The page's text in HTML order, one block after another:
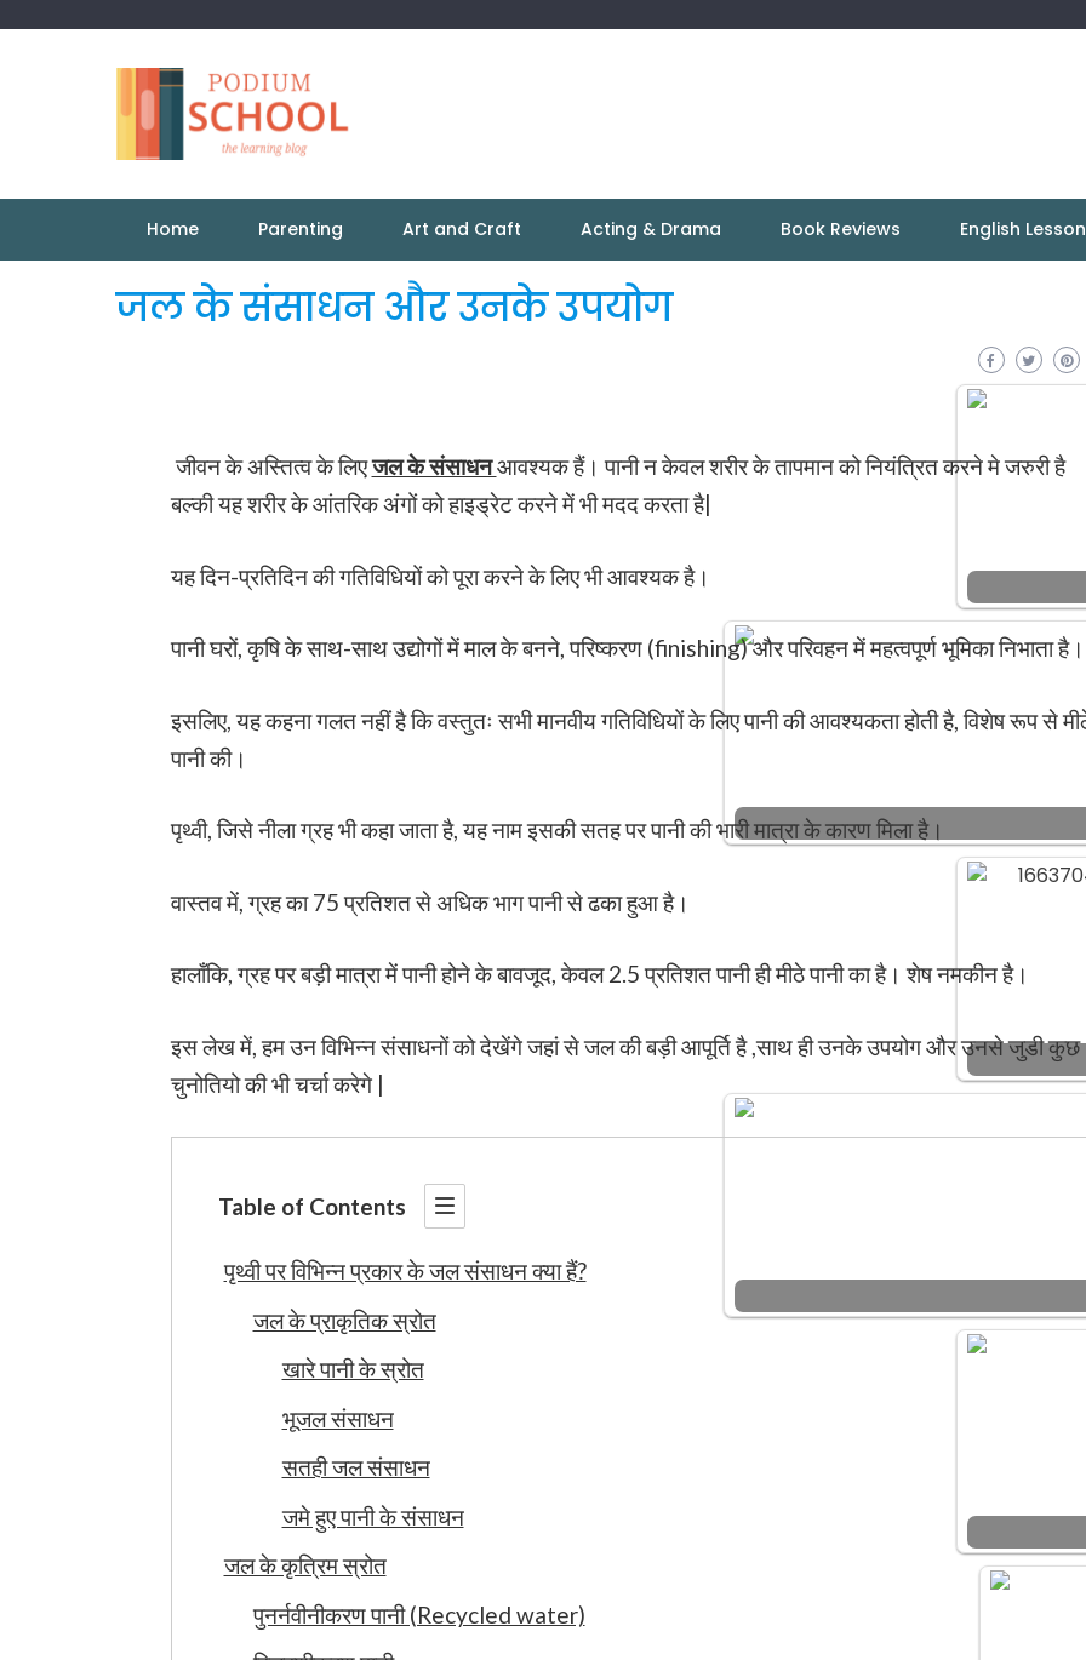
Home Parenting Art and Craft Acting & Drama Book Reviews English
जल के संसाधन और उनके उपयोग
जीवन के अस्तित्व के लिएजल के संसाधनआवश्यक हैं। पानी न केवल शरीर के तापमान को नियंत्रित करने मे जरुरी है
बल्की यह शरीर के आंतरिक अंगों को हाइड्रेट करने में भी मदद करता है|
यह दिन-प्रतिदिन की गतिविधियों को पूरा करने के लिए भी आवश्यक है।
पानी घरों, कृषि के साथ-साथ उद्योगों में माल के बनने, परिष्करण (finishing) और परिवहन में महत्वपूर्ण भूमिका निभाता है।
इसलिए, यह कहना गलत नहीं है कि वस्तुतः सभी मानवीय गतिविधियों के लिए पानी की आवश्यकता होती है, विशेष रूप से
पानी की।
पृथ्वी, जिसे नीला ग्रह भी कहा जाता है, यह नाम इसकी सतह पर पानी की भारी मात्रा के कारण मिला है।
वास्तव में, ग्रह का 75 प्रतिशत से अधिक भाग पानी से ढका हुआ है।
हालाँकि, ग्रह पर बड़ी मात्रा में पानी होने के बावजूद, केवल 2.5 प्रतिशत पानी ही मीठे पानी का है। शेष नमकीन है।
इस लेख में, हम उन विभिन्न संसाधनों को देखेंगे जहां से जल की बड़ी आपूर्ति है ,साथ ही उनके उपयोग और उनसे जुडी कुछ
चुनोतियो की भी चर्चा करेगे |
Table of Contents
पृथ्वी पर विभिन्न प्रकार के जल संसाधन क्या हैं?
जल के प्राकृतिक स्रोत
खारे पानी के स्रोत
भूजल संसाधन
सतही जल संसाधन
जमे हुए पानी के संसाधन
जल के कृत्रिम स्रोत
पुनर्नवीनीकरण पानी (Recycled water)